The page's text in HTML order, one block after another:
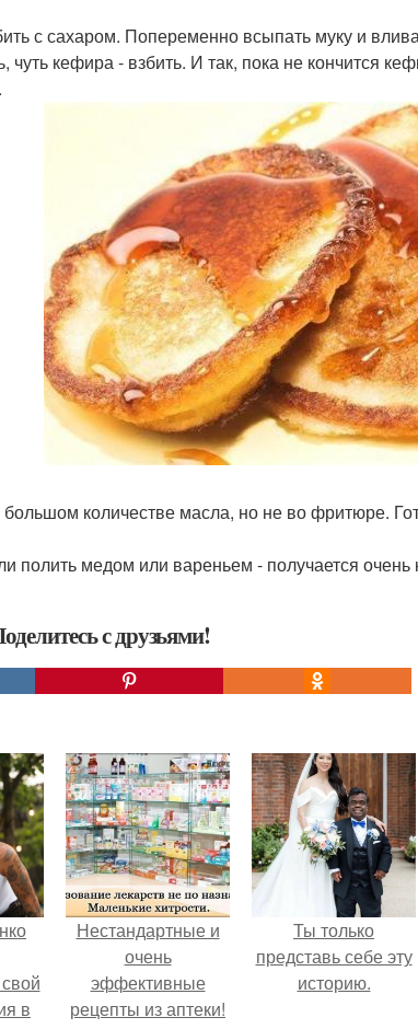
с сахаром. Попеременно всыпать муку и
чуть кефира - взбить. И так, пока не кончится
большом количестве масла, но не во фритюре.
полить медом или вареньем - получается очень
с друзьями!
в
Нестандартные и
очень
эффективные
рецепты из аптеки!
Ты только
представь себе эту
историю.